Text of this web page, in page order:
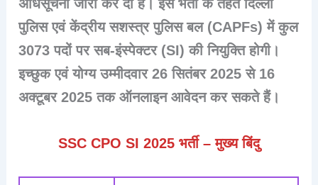
अधिसूचना जारी कर दी है। इस भर्ती के तहतदिल्ली
पुलिसएवंकेंद्रीय सशस्त्र पुलिस बल (CAPFs) में कुल
3073 पदोंपर सब-इंस्पेक्टर (SI) की नियुक्ति होगी।
इच्छुक एवं योग्य उम्मीदवार26 सितंबर 2025 से 16
अक्टूबर 2025 तक ऑनलाइन आवेदन कर सकते हैं।
SSC CPO SI 2025 भर्ती – मुख्य बिंदु